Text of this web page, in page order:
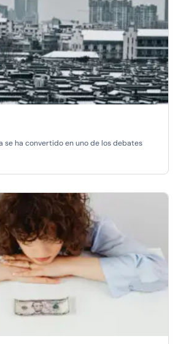
se ha convertido en uno de los debates